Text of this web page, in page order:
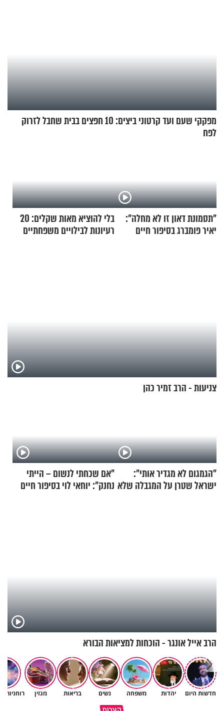
מפקקי שעם ועד קרטוני ביצים: 10 חפצים בבית שחבל לזרוק
לפח
"תסמונת דאון זו לא מחלה":
יאיר פומברג בסיפור חיים
בלי להוציא מאות שקלים: 20
רעיונות לבילויים משפחתיים
צניעות - הרב זמיר כהן
"הגמגום לא מגדיר אותי":
ישראל שטרן על המגבלה שלא
"אם שכחתי לנשום – הייתי
נחנק": יוחאי לוי בסיפור חיים
הרב אייל אונגר - הוכחות למציאות הבורא
חדשות היום יהדות משפחה נשים בריאות מגזין רוחניות
פותחים פתח קטן - ומקבלים